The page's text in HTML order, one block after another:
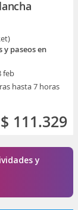
y paseos en
feb
hasta 7 horas
$ 111.329
y